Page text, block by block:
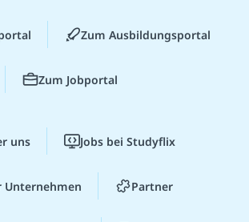
Zum Ausbildungsportal
Zum Jobportal
uns Jobs bei Studyflix
Unternehmen Partner